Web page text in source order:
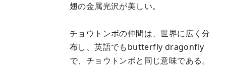
翅の金属光沢が美しい。
チョウトンボの仲間は、世界に広く分
布し、英語でもbutterfly dragonfly
で、チョウトンボと同じ意味である。